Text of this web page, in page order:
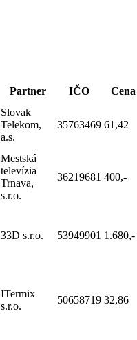
Partner IČO Cena
Slovak
Telekom,
a.s.
35763469 61,42
Mestská
televízia
Trnava,
s.r.o.
36219681 400,-
33D s.r.o. 53949901 1.680,-
ITermix
s.r.o.
50658719 32,86